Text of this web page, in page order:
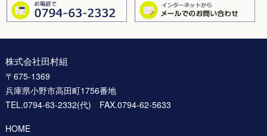
株式会社田村組
〒675-1369
兵庫県小野市高田町1756番地
TEL.0794-63-2332(代) FAX.0794-62-5633
HOME